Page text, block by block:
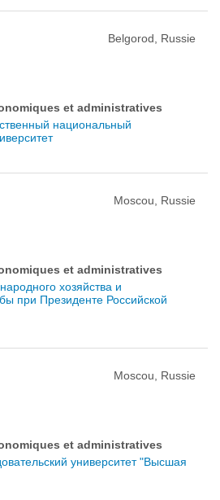
Belgorod, Russie
et administratives
национальный
Moscou, Russie
et administratives
хозяйства и
при Президенте Российской
Moscou, Russie
et administratives
университет "Высшая